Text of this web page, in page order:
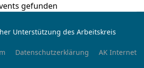
gefunden
Unterstützung des Arbeitskreis
Datenschutzerklärung AK Internet